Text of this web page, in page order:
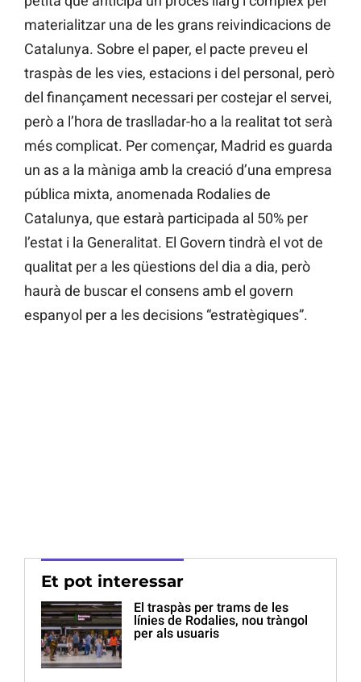
materialitzar una de les grans reivindicacions de
Catalunya. Sobre el paper, el pacte preveu el
traspàs de les vies, estacions i del personal, però
del finançament necessari per costejar el servei,
però a l’hora de traslladar-ho a la realitat tot serà
més complicat. Per començar, Madrid es guarda
un as a la màniga amb la creació d’una empresa
pública mixta, anomenada Rodalies de
Catalunya, que estarà participada al 50% per
l’estat i la Generalitat. El Govern tindrà el vot de
qualitat per a les qüestions del dia a dia, però
haurà de buscar el consens amb el govern
espanyol per a les decisions “estratègiques”.
Et pot interessar
El traspàs per trams de les
línies de Rodalies, nou tràngol
per als usuaris